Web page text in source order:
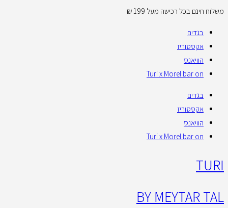
Skip
content
משלוח חינם בכל רכישה מעל 199 ₪
בגדים
אקססוריז
הוויאנס
Turi x Morel bar on
בגדים
אקססוריז
הוויאנס
Turi x Morel bar on
TURI
BY MEYTAR TAL